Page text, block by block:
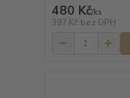
480 Kč/ks
397 Kč bez DPH